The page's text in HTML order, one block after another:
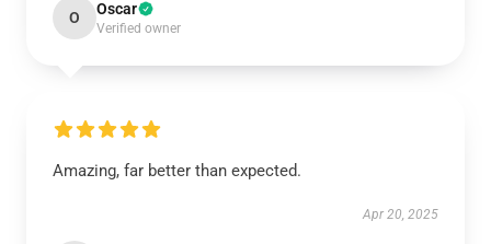
O Oscar
Verified owner
Amazing, far better than expected.
Apr 20, 2025